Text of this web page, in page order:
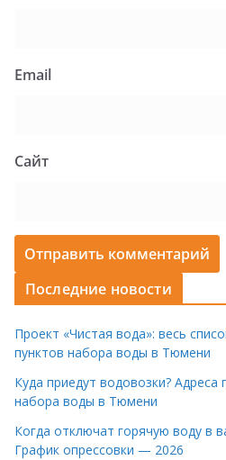
Email
Сайт
Последние новости
Проект «Чистая вода»: весь
пунктов набора воды в Тюмени
Куда приедут водовозки? Адреса
набора воды в Тюмени
Когда отключат горячую воду в
График опрессовки — 2026